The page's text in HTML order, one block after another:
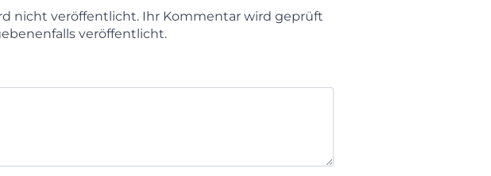
nicht veröffentlicht. Ihr Kommentar wird geprüft
veröffentlicht.